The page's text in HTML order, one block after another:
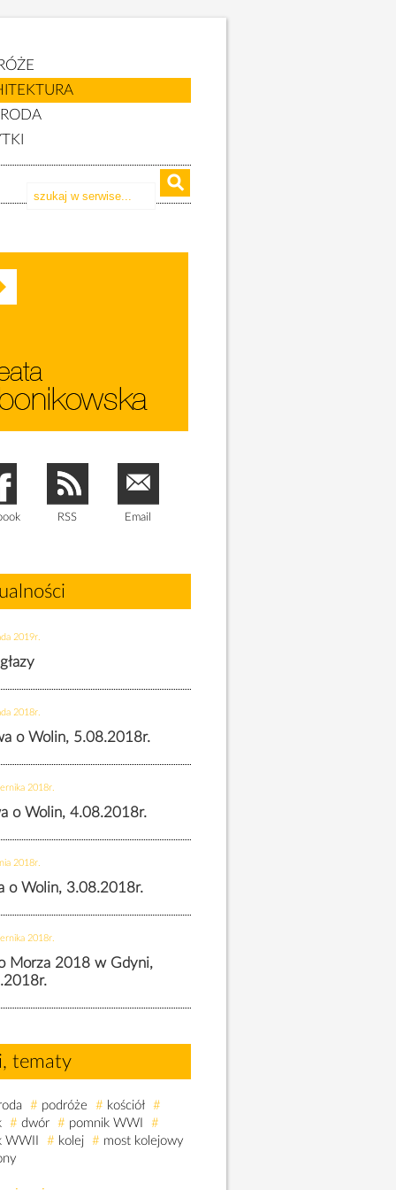
RSS Email
2019r.
2018r.
o Wolin, 5.08.2018r.
2018r.
o Wolin, 4.08.2018r.
2018r.
o Wolin, 3.08.2018r.
2018r.
Morza 2018 w Gdyni,
tematy
# podróże # kościół #
# dwór # pomnik WWI
#
WWII
# kolej # most kolejowy